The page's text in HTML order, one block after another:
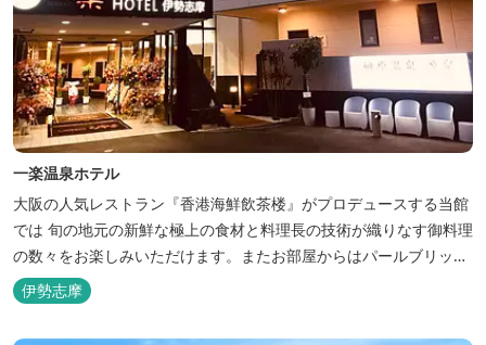
一楽温泉ホテル
大阪の人気レストラン『香港海鮮飲茶楼』がプロデュースする当館
では 旬の地元の新鮮な極上の食材と料理長の技術が織りなす御料理
の数々をお楽しみいただけます。またお部屋からはパールブリッジ
や真珠筏など、美しい景色が一望できます。「美肌の湯」として有
名な榊原温泉の運び湯を使用した大浴場も完備。
伊勢志摩